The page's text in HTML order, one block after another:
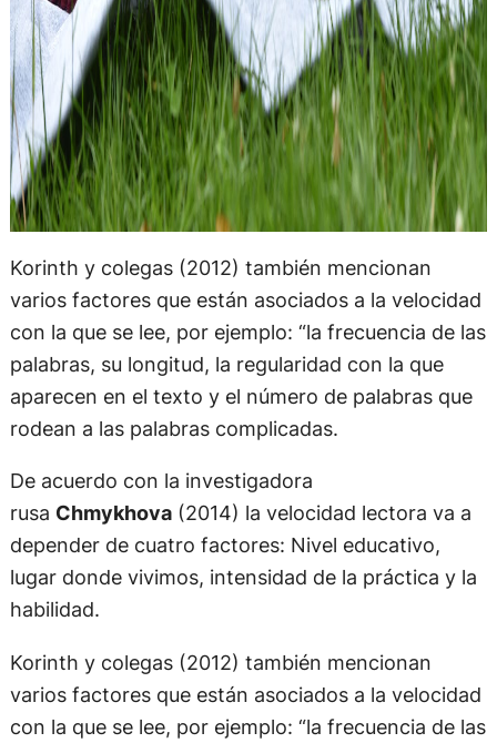
Korinth y colegas (2012) también mencionan
varios factores que están asociados a la velocidad
con la que se lee, por ejemplo: “la frecuencia de las
palabras, su longitud, la regularidad con la que
aparecen en el texto y el número de palabras que
rodean a las palabras complicadas.
De acuerdo con la investigadora
rusa Chmykhova(2014) la velocidad lectora va a
depender de cuatro factores: Nivel educativo,
lugar donde vivimos, intensidad de la práctica y la
habilidad.
Korinth y colegas (2012) también mencionan
varios factores que están asociados a la velocidad
con la que se lee, por ejemplo: “la frecuencia de las